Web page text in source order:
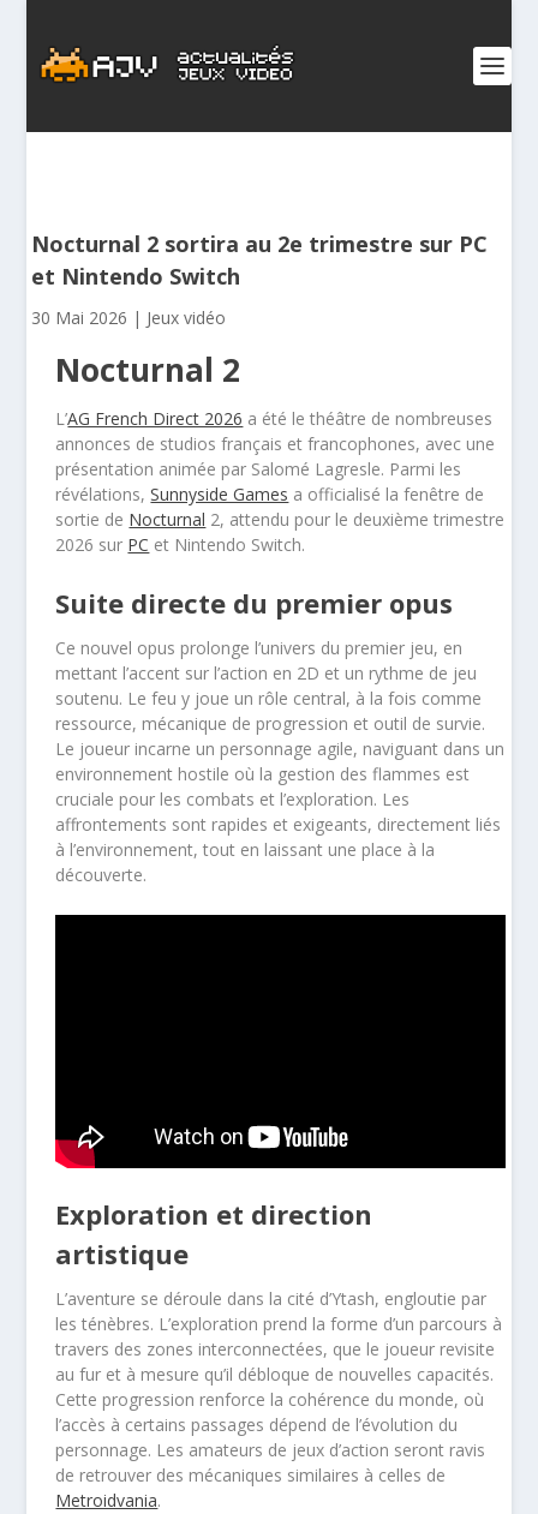
Nocturnal 2 sortira au 2e trimestre sur PC
et Nintendo Switch
30 Mai 2026 | Jeux vidéo
Nocturnal 2
L’AG French Direct 2026 a été le théâtre de nombreuses
annonces de studios français et francophones, avec une
présentation animée par Salomé Lagresle. Parmi les
révélations,Sunnyside Games a officialisé la fenêtre de
sortie de Nocturnal 2, attendu pour le deuxième trimestre
2026 sur PC et Nintendo Switch.
Suite directe du premier opus
Ce nouvel opus prolonge l’univers du premier jeu, en
mettant l’accent sur l’action en 2D et un rythme de jeu
soutenu. Le feu y joue un rôle central, à la fois comme
ressource, mécanique de progression et outil de survie.
Le joueur incarne un personnage agile, naviguant dans un
environnement hostile où la gestion des flammes est
cruciale pour les combats et l’exploration. Les
affrontements sont rapides et exigeants, directement liés
à l’environnement, tout en laissant une place à la
découverte.
Exploration et direction
artistique
L’aventure se déroule dans la cité d’Ytash, engloutie par
les ténèbres. L’exploration prend la forme d’un parcours à
travers des zones interconnectées, que le joueur revisite
au fur et à mesure qu’il débloque de nouvelles capacités.
Cette progression renforce la cohérence du monde, où
l’accès à certains passages dépend de l’évolution du
personnage. Les amateurs de jeux d’action seront ravis
de retrouver des mécaniques similaires à celles de
Metroidvania.